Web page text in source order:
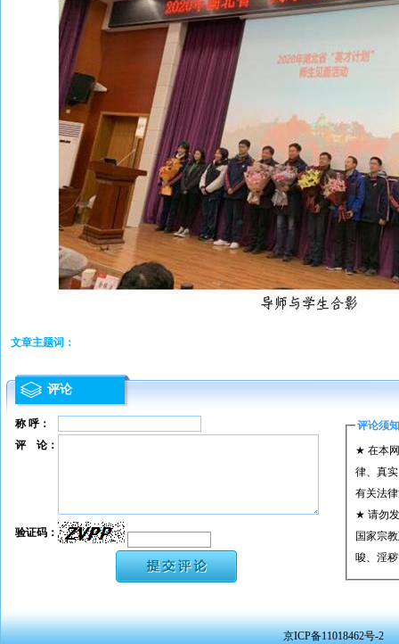
文章主题词：
评论
称 呼： 评论须知
★ 在本
律、真
有关法
★ 请勿
国家宗
唆、淫
★ 承担
★ 在本
评 论：
验证码：
京ICP备11018462号-2